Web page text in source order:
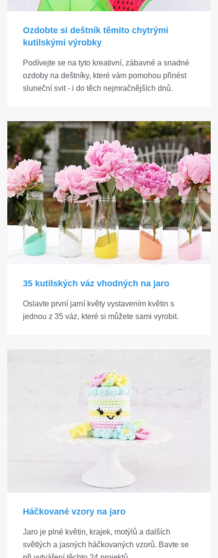
Ozdobte si deštník těmito chytrými
kutilskými výrobky
Podívejte se na tyto kreativní, zábavné a snadné
ozdoby na deštníky, které vám pomohou přinést
sluneční svit - i do těch nejmračnějších dnů.
35 kutilských váz vhodných na jaro
Oslavte první jarní květy vystavením květin s
jednou z 35 váz, které si můžete sami vyrobit.
Háčkované vzory na jaro
Jaro je plné květin, krajek, motýlů a dalších
světlých a jasných háčkovaných vzorů. Bavte se